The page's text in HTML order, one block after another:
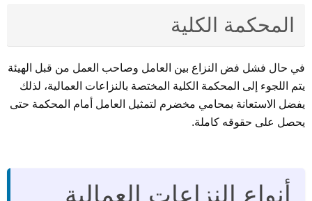
المحكمة الكلية
في حال فشل فض النزاع بين العامل وصاحب العمل من قبل الهيئة
يتم اللجوء إلى المحكمة الكلية المختصة بالنزاعات العمالية، لذلك
يفضل الاستعانة بمحامي مخضرم لتمثيل العامل أمام المحكمة حتى
يحصل على حقوقه كاملة.
أنواع النزاعات العمالية